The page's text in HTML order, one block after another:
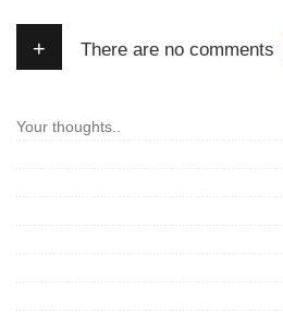
+ There are no comments